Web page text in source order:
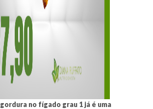
no fígado grau 1 já é uma